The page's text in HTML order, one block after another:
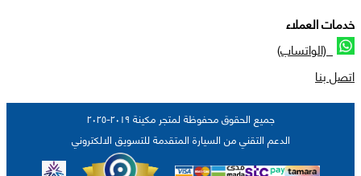
خدمات العملاء
(الواتساب)
اتصل بنا
جميع الحقوق محفوظة لمتجر مكينة ٢٠١٩-٢٠٢٥
الدعم التقني من السيارة المتقدمة للتسويق الالكتروني